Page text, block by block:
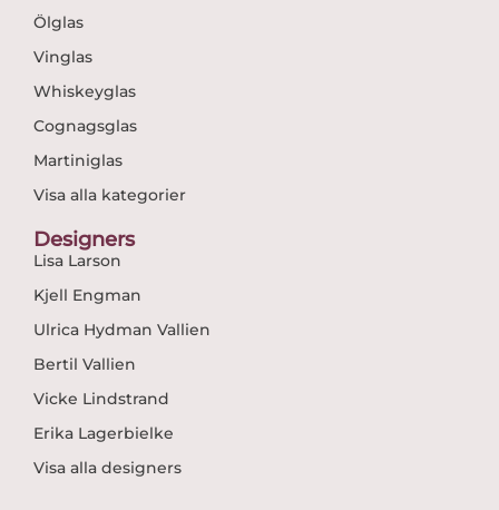
Ölglas
Vinglas
Whiskeyglas
Cognagsglas
Martiniglas
Visa alla kategorier
Designers
Lisa Larson
Kjell Engman
Ulrica Hydman Vallien
Bertil Vallien
Vicke Lindstrand
Erika Lagerbielke
Visa alla designers